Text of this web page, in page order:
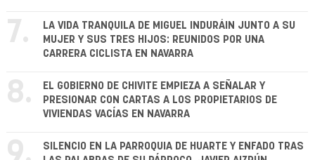
7.
LA VIDA TRANQUILA DE MIGUEL INDURÁIN JUNTO A SU
MUJER Y SUS TRES HIJOS: REUNIDOS POR UNA
CARRERA CICLISTA EN NAVARRA
8.
EL GOBIERNO DE CHIVITE EMPIEZA A SEÑALAR Y
PRESIONAR CON CARTAS A LOS PROPIETARIOS DE
VIVIENDAS VACÍAS EN NAVARRA
SILENCIO EN LA PARROQUIA DE HUARTE Y ENFADO TRAS